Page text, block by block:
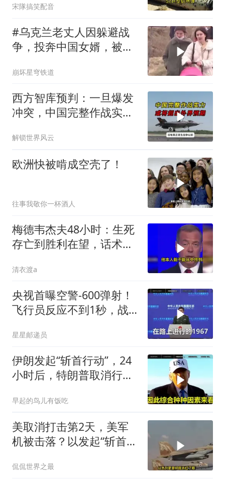
宋隊搞笑配音
#乌克兰老丈人因躲避战
争，投奔中国女婿，被眼
崩坏星穹铁道
西方智库预判：一旦爆发
冲突，中国完整作战实力
解锁世界风云
欧洲快被啃成空壳了！
往事我敬你一杯酒人
梅德韦杰夫48小时：生死
存亡到胜利在望，话术变
清衣渡a
央视首曝空警-600弹射！
飞行员反应不到1秒，战
星星邮递员
伊朗发起“斩首行动”，24
小时后，特朗普取消行
早起的鸟儿有饭吃
美取消打击第2天，美军
机被击落？以发起“斩首行
侃侃世界之最